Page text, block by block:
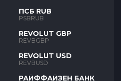
ПСБ RUB
PSBRUB
REVOLUT GBP
REVBGBP
REVOLUT USD
REVBUSD
РАЙФФАЙЗЕН БАНК